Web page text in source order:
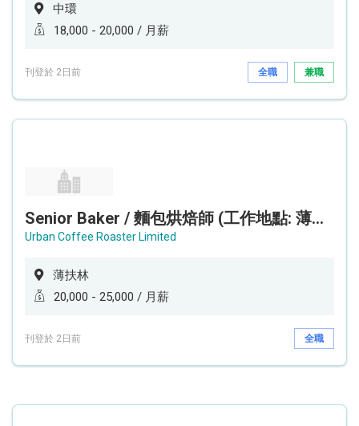
中環
18,000 - 20,000 / 月薪
刊登於 2日前 全職 兼職
Senior Baker / 麵包烘焙師 (工作地點: 薄扶林鄰近港鐵香港大學站 HKU Station）
Urban Coffee Roaster Limited
薄扶林
20,000 - 25,000 / 月薪
刊登於 2日前 全職